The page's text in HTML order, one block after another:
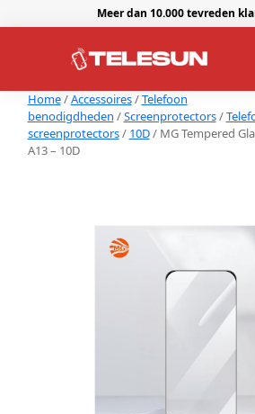
Meer dan 10.000 tevreden
Home/Accessoires/Telefoon
benodigdheden /Screenprotectors/
screenprotectors/ 10D/ MG Tempered
A13 – 10D